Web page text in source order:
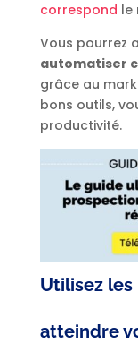
correspond le
Vous pourrez
automatiser
grâce au
bons outils,
productivité.
Utilisez les
atteindre